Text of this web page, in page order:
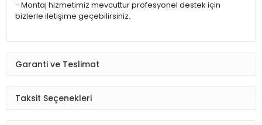
- Montaj hizmetimiz mevcuttur profesyonel destek için
bizlerle iletişime geçebilirsiniz.
Garanti ve Teslimat
Taksit Seçenekleri